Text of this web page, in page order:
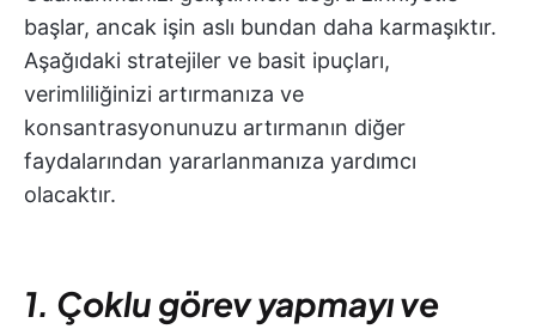
başlar, ancak işin aslı bundan daha karmaşıktır.
Aşağıdaki stratejiler ve basit ipuçları,
verimliliğinizi artırmanıza ve
konsantrasyonunuzu artırmanın diğer
faydalarından yararlanmanıza yardımcı
olacaktır.
1. Çoklu görev yapmayı ve